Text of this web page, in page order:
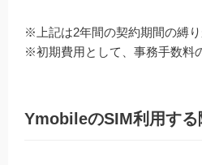
※上記は2年間の契約期間の縛り
※初期費用として、事務手数料
YmobileのSIM利用する